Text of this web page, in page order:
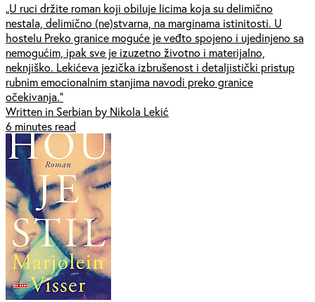
„U ruci držite roman koji obiluje licima koja su delimično
nestala, delimično (ne)stvarna, na marginama istinitosti. U
hostelu Preko granice moguće je veđto spojeno i ujedinjeno sa
nemogućim, ipak sve je izuzetno životno i materijalno,
neknjiško. Lekićeva jezička izbrušenost i detaljistički pristup
rubnim emocionalnim stanjima navodi preko granice
očekivanja.“
Written in Serbian by Nikola Lekić
6 minutes read